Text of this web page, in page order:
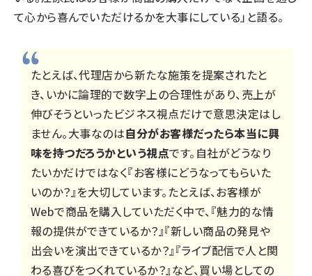
て心から喜んでいただけるかを大事にしている」と語る。
たとえば、代理店から新たな施策を提案されたと
き、いかに論理的で数字上の合理性があり、売上が
伸びそうといったビジネス視点だけで意思決定はし
ません。大事なのは自分がお客様だったら本当に興
味を持つだろうかという視点です。自社がどうなり
たいかだけではなく『お客様にどうなってもらいた
いのか？』を大切しています。たとえば、お客様が
Webで商品を購入していただく中で、『魅力的な情
報の提供ができているか？』『新しい商品の発見や
出会いを演出できているか？』『ライブ配信で人と関
わる喜びをつくれているか？』など、買い場としての